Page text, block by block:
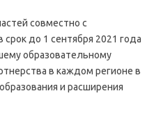
совместно с
до 1 сентября 2021 года
образовательному
в каждом регионе в
и расширения